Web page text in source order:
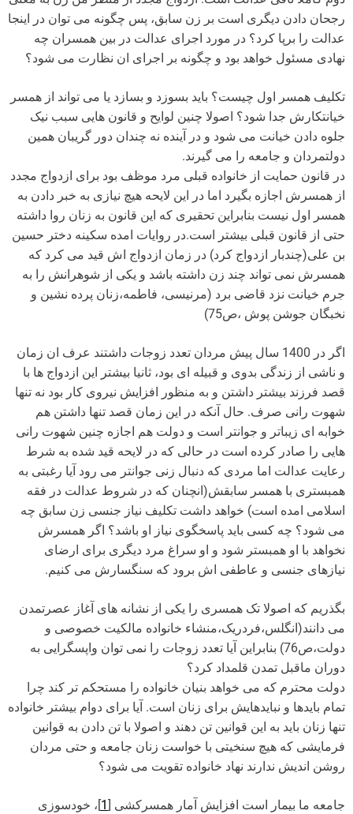
رجحان دادن دیگری است بر زن سابق، پس چگونه می توان در اینجا
عدالت را برپا کرد؟ در مورد اجرای عدالت در بین همسران چه
نهادی مسئول خواهد بود و چگونه بر اجرای ان نظارت می شود؟
تکلیف همسر اول چیست؟ باید بسوزد و بسازد یا می تواند از همسر
خیانتکارش جدا شود؟ اصولا چنین لوایح و قانون هایی سبب نیک
جلوه دادن خیانت می شود و در آینده نه چندان دور گریبان همین
دولتمردان و جامعه را می گیرند.
در قانون حمایت از خانواده قبلی مرد موظف بود برای ازدواج مجدد
از همسرش اجازه بگیرد اما در این لایحه هیچ نیازی به خبر دادن به
همسر اول نیست بنابراین تحقیری که این قانون به زنان روا داشته
حتی از قانون قبلی بیشتر است.در روایات امده سکینه دختر حسین
بن علی(چندبار ازدواج کرد) در زمان ازدواج اش قید می کرد که
همسرش نمی تواند چند زن داشته باشد و یکی از شوهرانش را به
جرم خیانت نزد قاضی برد (مرنیسی، فاطمه،زنان پرده نشین و
نخبگان جوشن پوش ،ص75)
اگر در 1400 سال پیش مردان تعدد زوجات داشتند عرف ان زمان
و ناشی از زندگی بدوی و قبیله ای بود، ثانیا بیشتر این ازدواج ها با
قصد فرزند بیشتر داشتن و به منظور افزایش نیروی کار بود نه تنها
شهوت رانی صرف. حال آنکه در این زمان قصد تنها داشتن هم
خوابه ای زیباتر و جوانتر است و دولت هم اجازه چنین شهوت رانی
هایی را صادر کرده است در حالی که در لایحه قید شده به شرط
رعایت عدالت اما مردی که دنبال زنی جوانتر می رود آیا رغبتی به
همبستری با همسر سابقش(انچنان که در شروط عدالت در فقه
اسلامی امده است) خواهد داشت تکلیف نیاز جنسی زن سابق چه
می شود؟ چه کسی باید پاسخگوی نیاز او باشد؟ اگر همسرش
نخواهد با او همبستر شود و او سراغ مرد دیگری برای ارضای
نیازهای جنسی و عاطفی اش برود که سنگسارش می کنیم.
بگذریم که اصولا تک همسری را یکی از نشانه های آغاز عصرتمدن
می دانند(انگلس،فردریک،منشاء خانواده مالکیت خصوصی و
دولت،ص76) بنابراین آیا تعدد زوجات را نمی توان واپسگرایی به
دوران ماقبل تمدن قلمداد کرد؟
دولت محترم که می خواهد بنیان خانواده را مستحکم تر کند چرا
تمام بایدها و نبایدهایش برای زنان است. آیا برای دوام بیشتر خانواده
تنها زنان باید به این قوانین تن دهند و اصولا با تن دادن به قوانین
فرمایشی که هیچ سنخیتی با خواست زنان جامعه و حتی مردان
روشن اندیش ندارند نهاد خانواده تقویت می شود؟
جامعه ما بیمار است افزایش آمار همسرکشی [ 1]، خودسوزی